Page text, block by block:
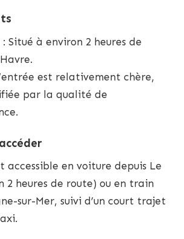
: Situé à environ 2 heures de
est relativement chère,
par la qualité de
accessible en voiture depuis Le
2 heures de route) ou en train
sur-Mer, suivi d’un court trajet